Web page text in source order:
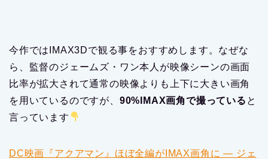
今作ではIMAX3Dで観る事をおすすめします。なぜな
ら、監督のジェームズ・ワン本人が映像シーンの画面
比率が拡大されて通常の映像よりも上下に大きい画角
を用いているのですが、 90%IMAX画角で撮っている と
言っています
DC映画『アクアマン』ほぼ全編がIMAX画角に ― ジェ